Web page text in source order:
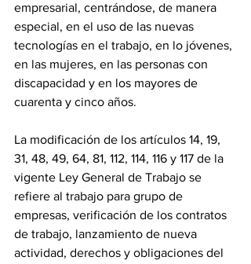
empresarial, centrándose, de manera
especial, en el uso de las nuevas
tecnologías en el trabajo, en lo jóvenes,
en las mujeres, en las personas con
discapacidad y en los mayores de
cuarenta y cinco años.
‎La modificación de los artículos 14, 19,
31, 48, 49, 64, 81, 112, 114, 116 y 117 de la
vigente Ley General de Trabajo se
refiere al trabajo para grupo de
empresas, verificación de los contratos
de trabajo, lanzamiento de nueva
actividad, derechos y obligaciones del